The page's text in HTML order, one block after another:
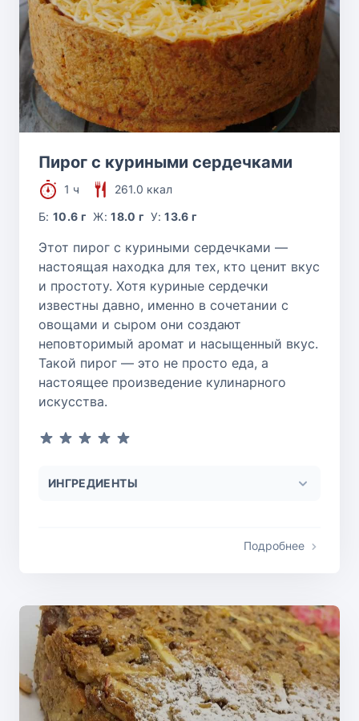
Пирог с куриными сердечками
1 ч
261.0 ккал
Б:10.6 г Ж:18.0 г У:13.6 г
Этот пирог с куриными сердечками —
настоящая находка для тех, кто ценит вкус
и простоту. Хотя куриные сердечки
известны давно, именно в сочетании с
овощами и сыром они создают
неповторимый аромат и насыщенный вкус.
Такой пирог — это не просто еда, а
настоящее произведение кулинарного
искусства.
ИНГРЕДИЕНТЫ
Подробнее